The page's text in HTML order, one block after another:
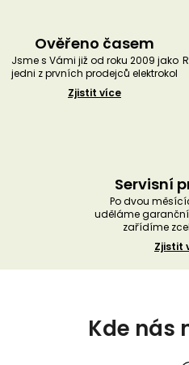
Ověřeno časem
Jsme s Vámi již od roku 2009 jako
jedni z prvních prodejců elektrokol
Zjistit více
Servisní
Po dvou
uděláme
zařídíme
Zjistit
Kde nás